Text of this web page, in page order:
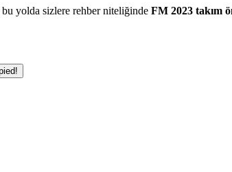
bu yolda sizlere rehber niteliğinde FM 2023 takım